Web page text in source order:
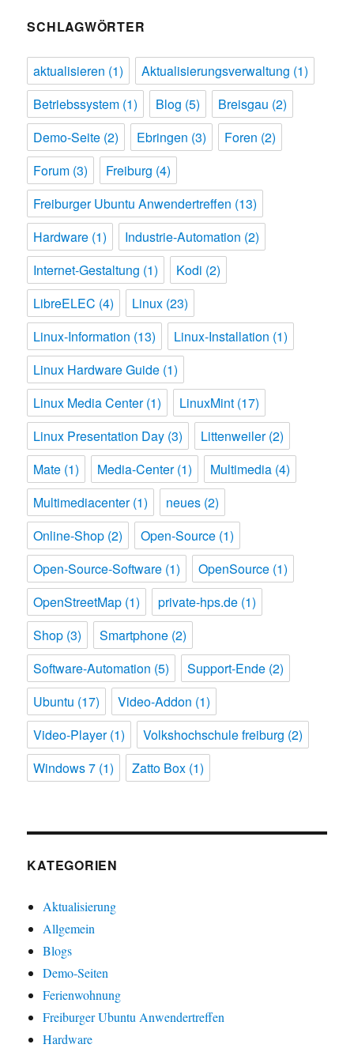
SCHLAGWÖRTER
aktualisieren (1) Aktualisierungsverwaltung (1)
Betriebssystem (1) Blog (5) Breisgau (2)
Demo-Seite (2) Ebringen (3) Foren (2)
Forum (3) Freiburg (4)
Freiburger Ubuntu Anwendertreffen (13)
Hardware (1) Industrie-Automation (2)
Internet-Gestaltung (1) Kodi (2)
LibreELEC (4) Linux (23)
Linux-Information (13) Linux-Installation (1)
Linux Hardware Guide (1)
Linux Media Center(1) LinuxMint (17)
Linux Presentation Day (3) Littenweiler(2)
Mate (1) Media-Center(1) Multimedia (4)
Multimediacenter(1) neues (2)
Online-Shop (2) Open-Source (1)
Open-Source-Software (1) OpenSource (1)
OpenStreetMap (1) private-hps.de (1)
Shop (3) Smartphone (2)
Software-Automation (5) Support-Ende (2)
Ubuntu (17) Video-Addon (1)
Video-Player(1) Volkshochschule freiburg (2)
Windows 7 (1) Zatto Box (1)
KATEGORIEN
Aktualisierung
Allgemein
Blogs
Demo-Seiten
Ferienwohnung
Freiburger Ubuntu Anwendertreffen
Hardware